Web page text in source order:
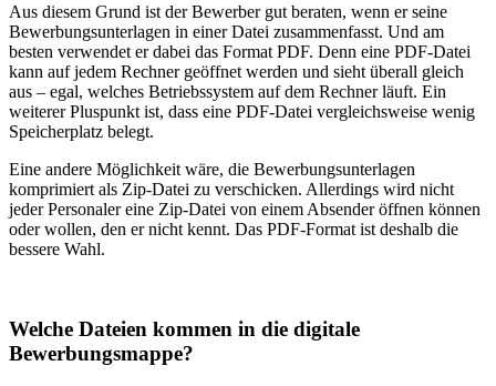
Aus diesem Grund ist der Bewerber gut beraten, wenn er seine
Bewerbungsunterlagen in einer Datei zusammenfasst. Und am
besten verwendet er dabei das Format PDF. Denn eine PDF-Datei
kann auf jedem Rechner geöffnet werden und sieht überall gleich
aus – egal, welches Betriebssystem auf dem Rechner läuft. Ein
weiterer Pluspunkt ist, dass eine PDF-Datei vergleichsweise wenig
Speicherplatz belegt.
Eine andere Möglichkeit wäre, die Bewerbungsunterlagen
komprimiert als Zip-Datei zu verschicken. Allerdings wird nicht
jeder Personaler eine Zip-Datei von einem Absender öffnen können
oder wollen, den er nicht kennt. Das PDF-Format ist deshalb die
bessere Wahl.
Welche Dateien kommen in die digitale
Bewerbungsmappe?